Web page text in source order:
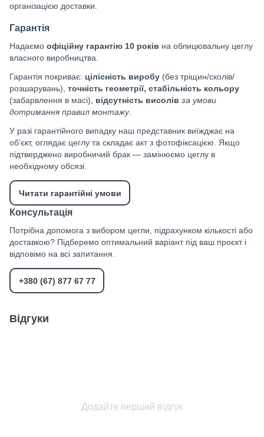
організацією доставки.
Гарантія
Надаємо офіційну гарантію 10 років на облицювальну цеглу
власного виробництва.
Гарантія покриває: цілісність виробу (без тріщин/сколів/
розшарувань), точність геометрії, стабільність кольору
(забарвлення в масі), відсутність висолів за умови
дотримання правил монтажу.
У разі гарантійного випадку наш представник виїжджає на
об’єкт, оглядає цеглу та складає акт з фотофіксацією. Якщо
підтверджено виробничий брак — замінюємо цеглу в
необхідному обсязі.
Читати гарантійні умови
Консультація
Потрібна допомога з вибором цегли, підрахунком кількості або
доставкою? Підберемо оптимальний варіант під ваш проєкт і
відповімо на всі запитання.
+380 (67) 877 67 77
Відгуки
Додайте перший відгук